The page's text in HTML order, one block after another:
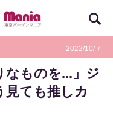
2022/10/ 7
なものを...」ジ
見ても推しカ